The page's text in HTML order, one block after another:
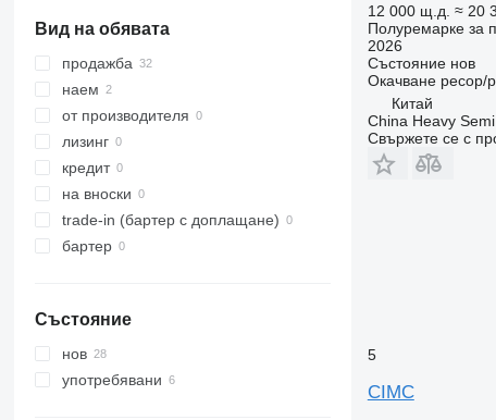
Вид на обявата
продажба
наем
от производителя
лизинг
кредит
на вноски
trade-in (бартер с доплащане)
бартер
Състояние
нов
употребявани
12 000 щ.д. ≈ 20
Полуремарке за
2026
Състояниенов
Окачване ресор/
Китай
China Heavy
Свържете се с
5
CIMC